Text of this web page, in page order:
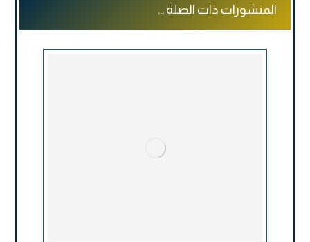
المنشورات ذات الصلة ...